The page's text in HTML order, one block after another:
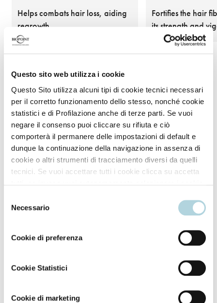
Questo sito web utilizza i cookie
Questo Sito utilizza alcuni tipi di cookie tecnici necessari
per il corretto funzionamento dello stesso, nonché cookie
statistici e di Profilazione anche di terze parti. Se vuoi
negare il consenso puoi cliccare su rifiuta e ciò
comporterà il permanere delle impostazioni di default e
dunque la continuazione della navigazione in assenza di
cookie o altri strumenti di tracciamento diversi da quelli
tecnici. Se vuoi accettare tutti i cookie clicca su accetta
più consulta la
delNecessario
Cookie di preferenza
Cookie Statistici
Cookie di marketing
Helps combats hair loss, aiding
regrowth
Fortifies the hair
its strength and
How to use
microcirculation.
Then proceed on the lengths and ends without tangling
Rinse thoroughly to remove any residues.